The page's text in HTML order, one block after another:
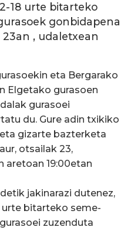
18 urte bitarteko
gonbidapena
, udaletxean
eta Bergarako
Elgetako gurasoen
gurasoei
du. Gure adin txikiko
gizarte bazterketa
otsailak 23,
aretoan 19:00etan
jakinarazi dutenez,
urte bitarteko seme-
zuzenduta